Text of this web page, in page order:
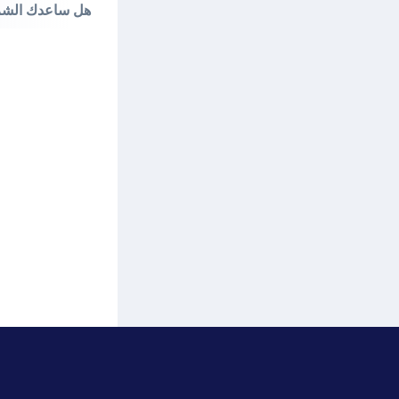
هل ساعدك